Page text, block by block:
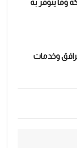
وما يتوفر به
وخدمات